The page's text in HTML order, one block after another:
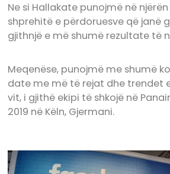
Ne si Hallakate punojmë në
shprehitë e përdoruesve që janë
gjithnjë e më shumë rezultate të
Meqenëse, punojmë me shumë
date me më të rejat dhe trendet
vit, i gjithë ekipi të shkojë në
2019 në Këln, Gjermani.